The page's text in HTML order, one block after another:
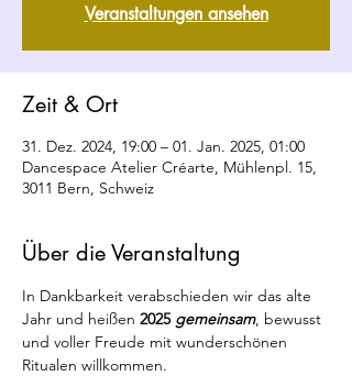
Veranstaltungen ansehen
Zeit & Ort
31. Dez. 2024, 19:00 – 01. Jan. 2025, 01:00
Dancespace Atelier Créarte, Mühlenpl. 15,
3011 Bern, Schweiz
Über die Veranstaltung
In Dankbarkeit verabschieden wir das alte
Jahr und heißen 2025 gemeinsam, bewusst
und voller Freude mit wunderschönen
Ritualen willkommen.